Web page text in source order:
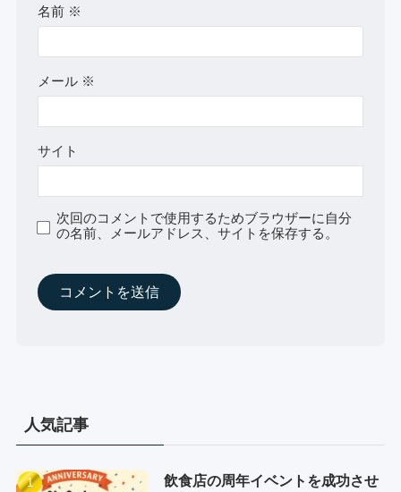
名前 ※
メール ※
サイト
次回のコメントで使用するためブラウザーに自分
の名前、メールアドレス、サイトを保存する。
人気記事
飲食店の周年イベントを成功させ